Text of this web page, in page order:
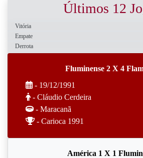
Últimos 12
Vitória
Empate
Derrota
Fluminense 2 X 4
- 19/12/1991
- Cláudio Cerdeira
- Maracanã
- Carioca 1991
América 1 X 1